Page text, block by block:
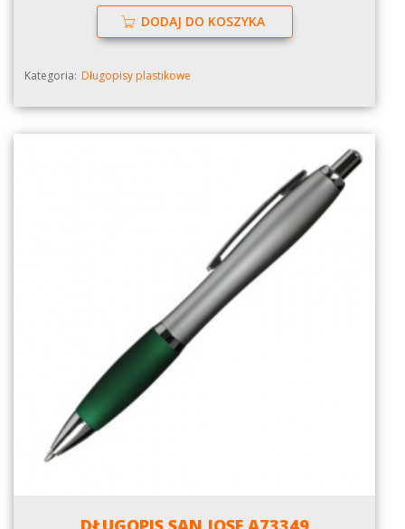
DODAJ DO KOSZYKA
Kategoria: Długopisy plastikowe